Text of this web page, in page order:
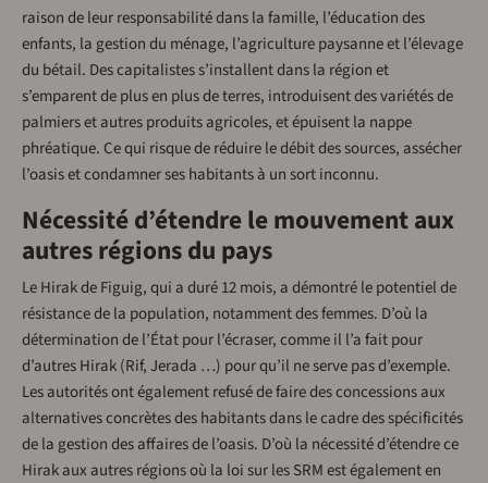
raison de leur responsabilité dans la famille, l’éducation des
enfants, la gestion du ménage, l’agriculture paysanne et l’élevage
du bétail. Des capitalistes s’installent dans la région et
s’emparent de plus en plus de terres, introduisent des variétés de
palmiers et autres produits agricoles, et épuisent la nappe
phréatique. Ce qui risque de réduire le débit des sources, assécher
l’oasis et condamner ses habitants à un sort inconnu.
Nécessité d’étendre le mouvement aux
autres régions du pays
Le Hirak de Figuig, qui a duré 12 mois, a démontré le potentiel de
résistance de la population, notamment des femmes. D’où la
détermination de l’État pour l’écraser, comme il l’a fait pour
d’autres Hirak (Rif, Jerada …) pour qu’il ne serve pas d’exemple.
Les autorités ont également refusé de faire des concessions aux
alternatives concrètes des habitants dans le cadre des spécificités
de la gestion des affaires de l’oasis. D’où la nécessité d’étendre ce
Hirak aux autres régions où la loi sur les SRM est également en